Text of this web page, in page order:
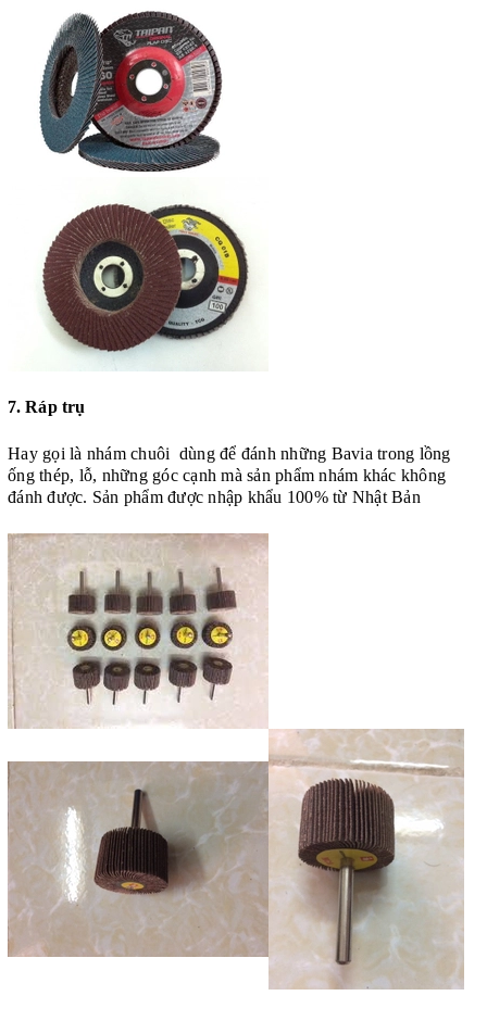
7.Ráp trụ
Hay gọi là nhám chuôi dùng để đánh những Bavia trong lồng
ống thép, lỗ, những góc cạnh mà sản phẩm nhám khác không
đánh được. Sản phẩm được nhập khẩu 100% từ Nhật Bản